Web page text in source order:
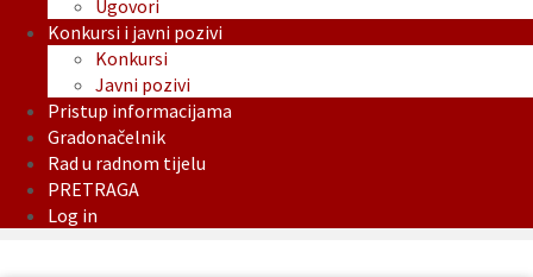
Ugovori
Konkursi i javni pozivi
Konkursi
Javni pozivi
Pristup informacijama
Gradonačelnik
Rad u radnom tijelu
PRETRAGA
Log in